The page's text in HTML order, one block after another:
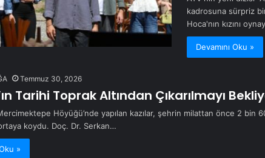
kadrosuna sürpriz
Hoca'nın kızını
Devamını Oku »
Temmuz 30, 2026
Tarihi Toprak Altından Çıkarılmayı
Höyüğü’nde yapılan kazılar, şehrin milattan önce 2 bin
koydu. Doç. Dr. Serkan…
»